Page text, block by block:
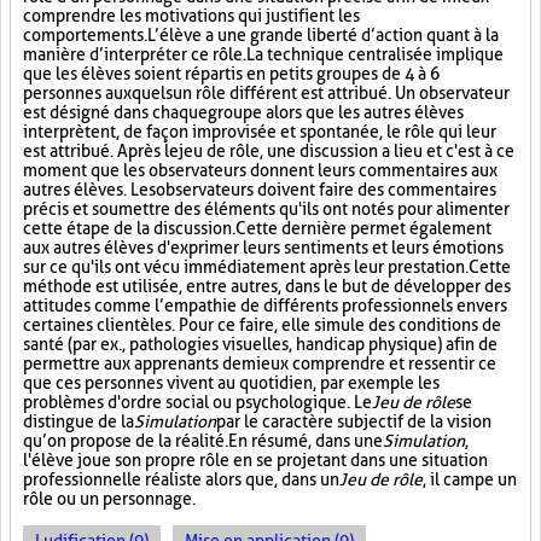
comprendre les motivations qui justifient les
comportements. L’élève a une grande liberté d’action quant à la
manière d’interpréter ce rôle. La technique centralisée implique
que les élèves soient répartis en petits groupes de 4 à 6
personnes auxquels un rôle différent est attribué. Un observateur
est désigné dans chaque groupe alors que les autres élèves
interprètent, de façon improvisée et spontanée, le rôle qui leur
est attribué. Après le jeu de rôle, une discussion a lieu et c'est à ce
moment que les observateurs donnent leurs commentaires aux
autres élèves. Les observateurs doivent faire des commentaires
précis et soumettre des éléments qu'ils ont notés pour alimenter
cette étape de la discussion. Cette dernière permet également
aux autres élèves d'exprimer leurs sentiments et leurs émotions
sur ce qu'ils ont vécu immédiatement après leur prestation. Cette
méthode est utilisée, entre autres, dans le but de développer des
attitudes comme l’empathie de différents professionnels envers
certaines clientèles. Pour ce faire, elle simule des conditions de
santé (par ex., pathologies visuelles, handicap physique) afin de
permettre aux apprenants de mieux comprendre et ressentir ce
que ces personnes vivent au quotidien, par exemple les
problèmes d'ordre social ou psychologique. LeJeu de rôlese
distingue de laSimulationpar le caractère subjectif de la vision
qu’on propose de la réalité. En résumé, dans uneSimulation,
l'élève joue son propre rôle en se projetant dans une situation
professionnelle réaliste alors que, dans unJeu de rôle, il campe un
rôle ou un personnage.